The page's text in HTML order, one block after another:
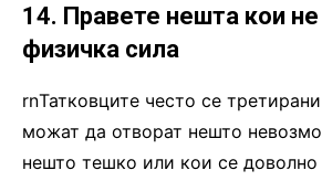
14. Правете нешта кои
физичка сила
rnТатковците често се
можат да отворат нешто
нешто тешко или кои се доволно